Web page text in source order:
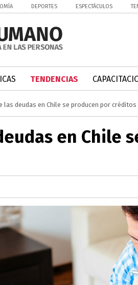
DEPORTES ESPECTÁCULOS
TENDENCIAS
las deudas en Chile se producen por
en Chile